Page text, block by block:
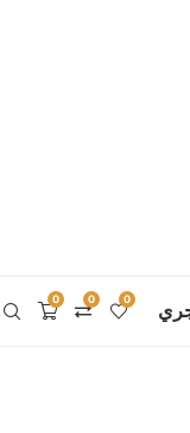
0 0 0